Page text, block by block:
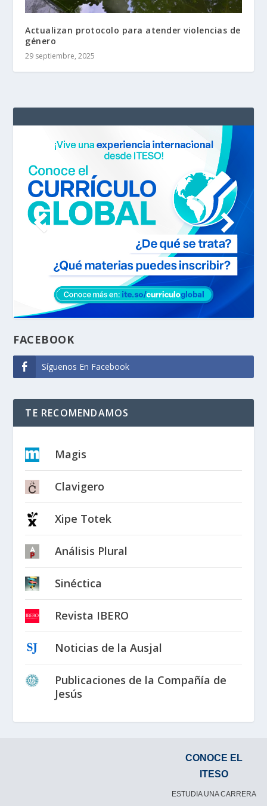
Actualizan protocolo para atender violencias de
género
29 septiembre, 2025
FACEBOOK
Síguenos En Facebook
TE RECOMENDAMOS
Magis
Clavigero
Xipe Totek
Análisis Plural
Sinéctica
Revista IBERO
Noticias de la Ausjal
Publicaciones de la Compañía de
Jesús
CONOCE EL
ITESO
ESTUDIA UNA CARRERA